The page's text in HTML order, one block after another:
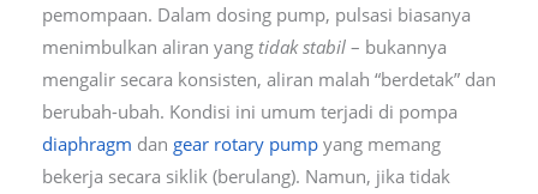
pemompaan. Dalam dosing pump, pulsasi biasanya
menimbulkan aliran yang tidak stabil– bukannya
mengalir secara konsisten, aliran malah “berdetak” dan
berubah-ubah. Kondisi ini umum terjadi di pompa
diaphragm dan gear rotary pumpyang memang
bekerja secara siklik (berulang). Namun, jika tidak